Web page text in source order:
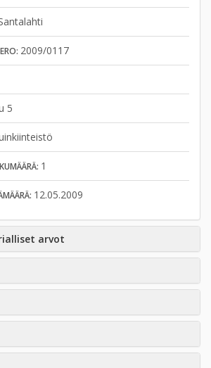
2009/0117
5
1
12.05.2009
arvot